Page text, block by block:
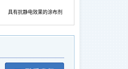
具有抗静电效果的涂布剂